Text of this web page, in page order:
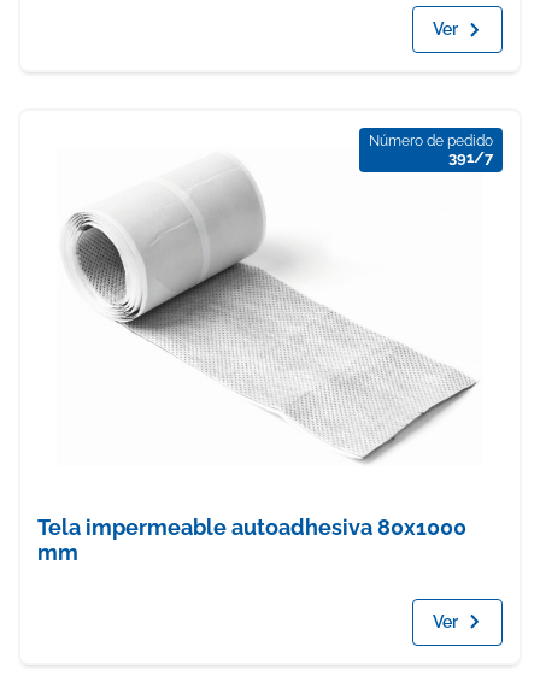
Ver
Número de pedido
391/7
Tela impermeable autoadhesiva 80x1000
mm
Ver